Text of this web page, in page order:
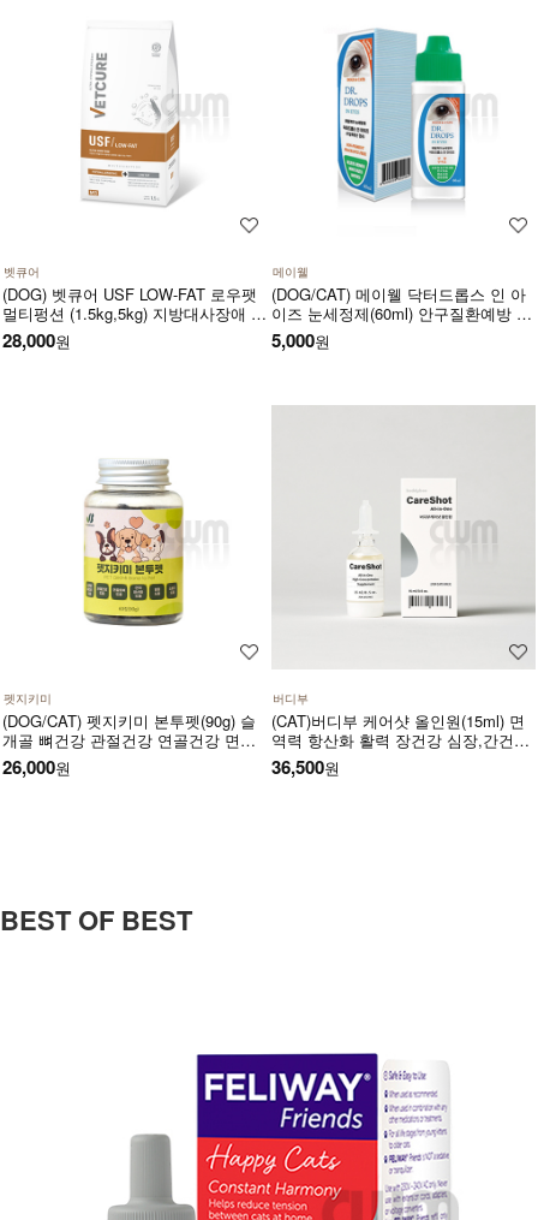
벳큐어
(DOG) 벳큐어 USF LOW-FAT 로우팻
멀티펑션 (1.5kg,5kg) 지방대사장애 소
화기면역 식이알러지 피부모질건강 소
화흡수장애에 도움
28,000원
메이웰
(DOG/CAT) 메이웰 닥터드롭스 인 아
이즈 눈세정제(60ml) 안구질환예방 눈
주변냄새완화 안구건조증완화 이물질
세정
5,000원
펫지키미
(DOG/CAT) 펫지키미 본투펫(90g) 슬
개골 뼈건강 관절건강 연골건강 면역
항산화 염증 소화기에 도움
26,000원
버디부
(CAT)버디부 케어샷 올인원(15ml) 면
역력 항산화 활력 장건강 심장,간건강
고농축 고흡수 영양제
36,500원
BEST OF BEST